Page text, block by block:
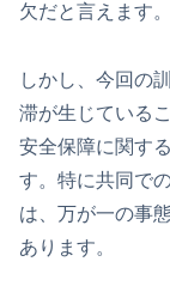
欠だと言えます。
しかし、今回の
滞が生じている
安全保障に関す
す。特に共同で
は、万が一の事
あります。